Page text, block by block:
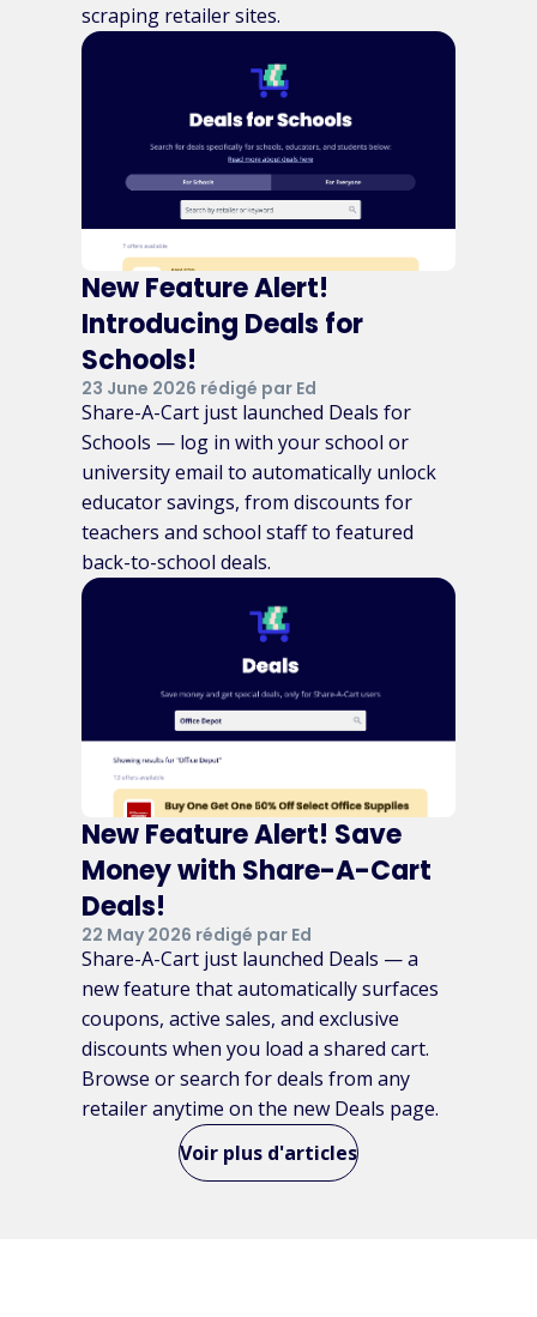
scraping retailer sites.
New Feature Alert!
Introducing Deals for
Schools!
23 June 2026 rédigé par Ed
Share-A-Cart just launched Deals for
Schools — log in with your school or
university email to automatically unlock
educator savings, from discounts for
teachers and school staff to featured
back-to-school deals.
New Feature Alert! Save
Money with Share-A-Cart
Deals!
22 May 2026 rédigé par Ed
Share-A-Cart just launched Deals — a
new feature that automatically surfaces
coupons, active sales, and exclusive
discounts when you load a shared cart.
Browse or search for deals from any
retailer anytime on the new Deals page.
Voir plus d'articles